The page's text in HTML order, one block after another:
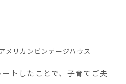
トしたことで、子育てご夫